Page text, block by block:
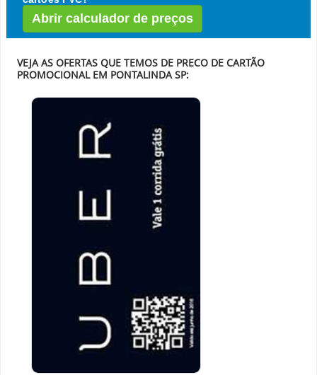
Abrir calculador de preços
VEJA AS OFERTAS QUE TEMOS DE PRECO DE CARTÃO
PROMOCIONAL EM PONTALINDA SP: